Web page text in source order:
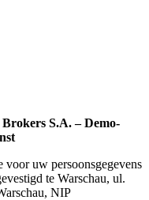
S.A. – Demo-
uw persoonsgegevens
te Warschau, ul.
NIP